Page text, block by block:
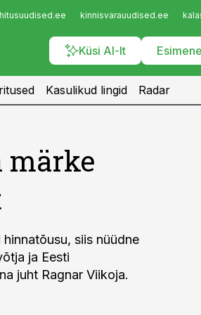
kinnisvarauudised.ee
Küsi AI-lt
Kasulikud lingid Radar
märke
siis nüüdne
ja Eesti
juht Ragnar Viikoja.